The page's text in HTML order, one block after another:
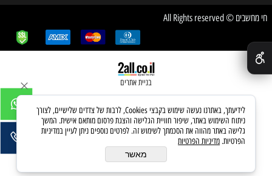
חי מחשבים © All Rights reserved
בניית אתרים
לידיעתך, באתרנו נעשה שימוש בקבצי Cookies, לרבות של צדדים שלישיים, לצורך
ניתוח השימוש באתר, שיפור חוויית הגלישה והצגת פרסום מותאם אישית. המשך
גלישה באתר מהווה את הסכמתך לשימוש זה. לפרטים נוספים ניתן לעיין במדיניות
הפרטיות. מדיניות הפרטיות
מאשר